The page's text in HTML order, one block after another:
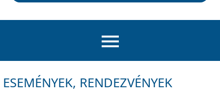
ESEMÉNYEK, RENDEZVÉNYEK